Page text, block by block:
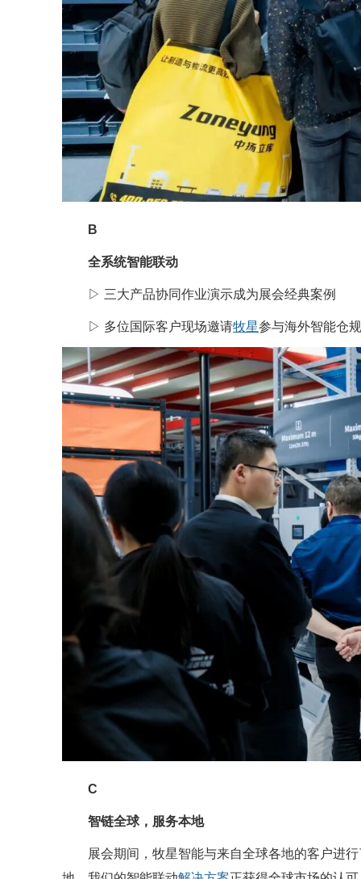
B
全系统智能联动
▷ 三大产品协同作业演示成为展会经典案例
▷ 多位国际客户现场邀请牧星参与海外智能仓
C
智链全球，服务本地
展会期间，牧星智能与来自全球各地的客户进